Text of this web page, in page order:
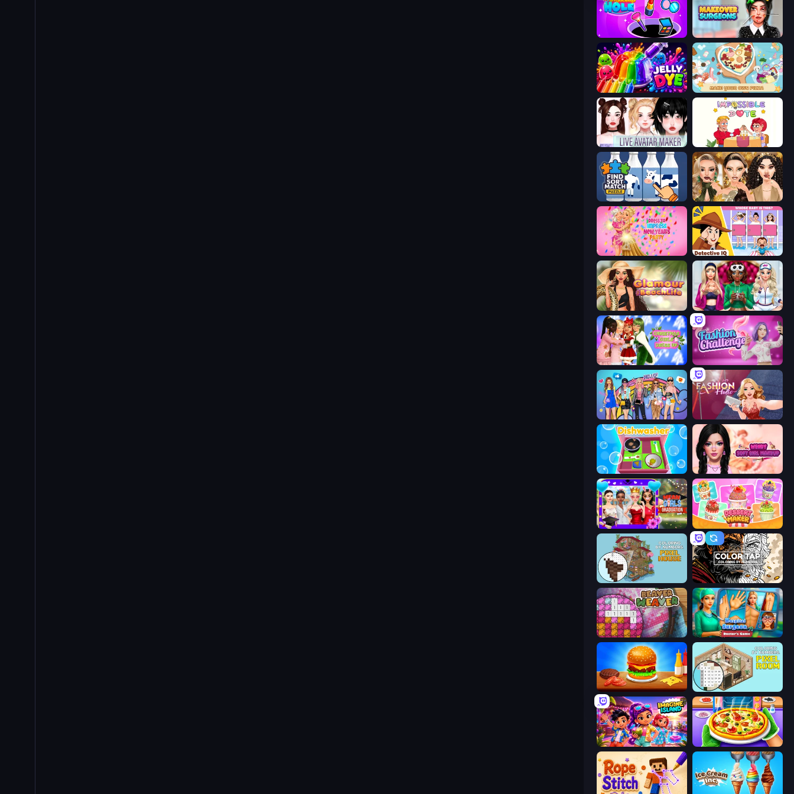
Make Up Hole Makeover Surgeons
Jelly Dye ABC Pizza Maker
Live Avatar Maker: Girls Impossible Date
Find Sort Match - Puzzle Autumn Glam Gala
Dress To Impress: New Year's Party Detective IQ: Brain Games
Glamour Beach Life BFFs Luxury Loungewear
Christmas Girls Dress Up Fashion Challenge: Catwalk Run
College Girls Team Makeover Fashion Holic
Dishwasher Wendy Soft Girl Makeup
Mean Girls Graduation Day Dessert Maker
Color Tap: Coloring by Numbers
Beaver Weaver Hospital Surgeon: Doctor's Game
Burger Cafe
Imagine Island Pizza Maker